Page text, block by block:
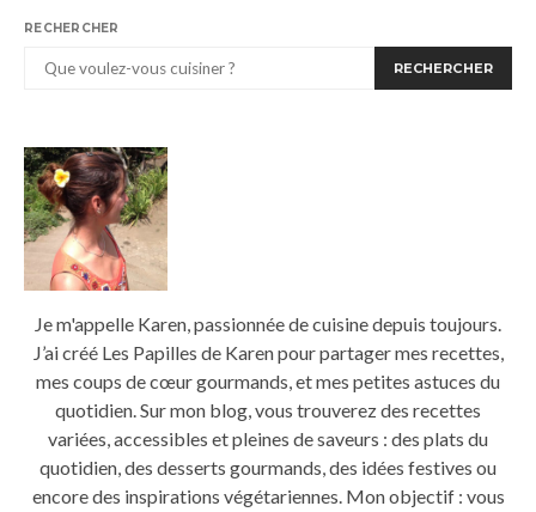
RECHERCHER
RECHERCHER
Je m'appelle Karen, passionnée de cuisine depuis toujours.
J’ai créé Les Papilles de Karen pour partager mes recettes,
mes coups de cœur gourmands, et mes petites astuces du
quotidien. Sur mon blog, vous trouverez des recettes
variées, accessibles et pleines de saveurs : des plats du
quotidien, des desserts gourmands, des idées festives ou
encore des inspirations végétariennes. Mon objectif : vous